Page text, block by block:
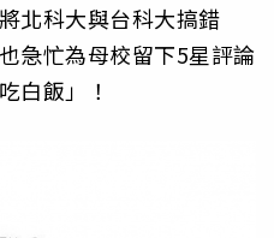
北科大與台科大搞錯
急忙為母校留下5星評論
白飯」！